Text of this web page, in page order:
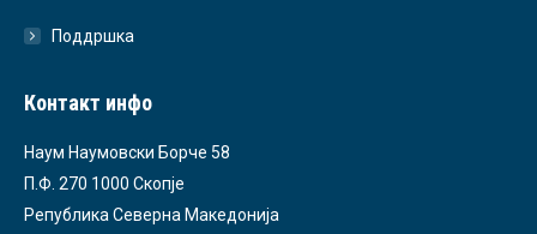
Поддршка
Контакт инфо
Наум Наумовски Борче 58
П.Ф. 270 1000 Скопје
Република Северна Македонија